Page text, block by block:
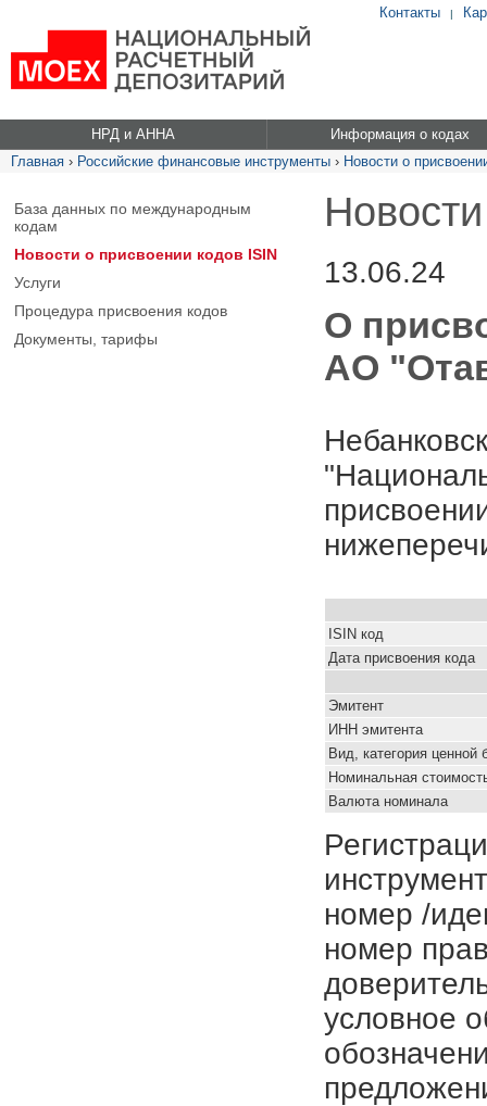
Контакты |
НРД и АННА
Информация о кодах
Главная › Российские финансовые инструменты › Новости о
База данных по международным
кодам
Новости о присвоении кодов ISIN
Услуги
Процедура присвоения кодов
Документы, тарифы
13.06.24
О
АО
ISIN код
Дата присвоения кода
Эмитент
ИНН эмитента
Вид, категория ценной
Номинальная
Валюта номинала
номер /
номер
условное